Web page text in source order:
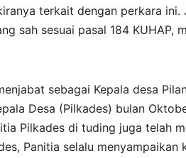
terkait dengan perkara
sah sesuai pasal 184 KUHAP,
sebagai Kepala desa
Desa (Pilkades) bulan
Pilkades di tuding juga telah
Panitia selalu menyampaikan